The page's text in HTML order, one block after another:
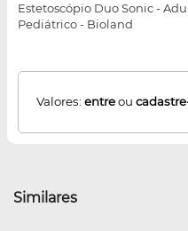
Estetoscópio Duo Sonic -
Pediátrico - Bioland
Valores: entreou
Similares